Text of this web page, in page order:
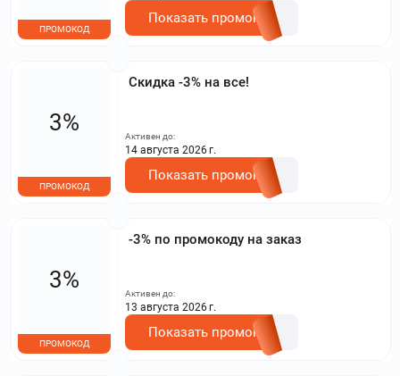
ПРОМОКОД
Показать промокод
Скидка -3% на все!
3%
ПРОМОКОД
Активен до:
14 августа 2026 г.
Показать промокод
-3% по промокоду на заказ
3%
ПРОМОКОД
Активен до:
13 августа 2026 г.
Показать промокод